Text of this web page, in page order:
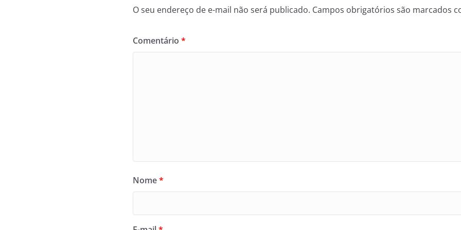
O seu endereço de e-mail não será publicado. Campos obrigatórios são marcados
Comentário *
Nome*